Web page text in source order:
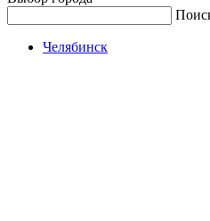
Челябинск